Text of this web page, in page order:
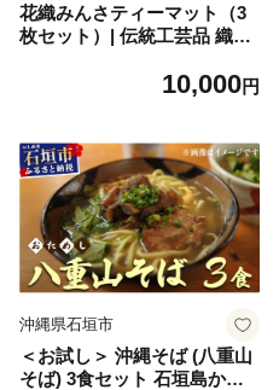
花織みんさティーマット（3
枚セット）| 伝統工芸品 織物
10,000円
沖縄県石垣市
＜お試し＞ 沖縄そば (八重山
そば) 3食セット 石垣島から